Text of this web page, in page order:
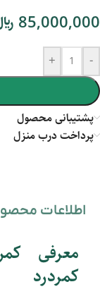
85,000,000
-
+
پشتیبانی محصول
پرداخت درب منزل
اطلاعات
معرفی
کمردرد